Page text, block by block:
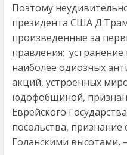
Поэтому
президента США
произведенные за
правления:
наиболее одиозных
акций, устроенных
юдофобщиной,
Еврейского
посольства, признание
Голанскими высотами,